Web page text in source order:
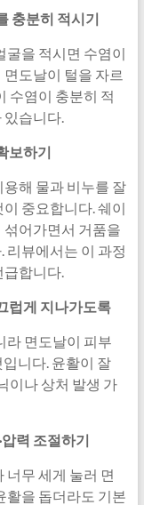
충분히 적시기
굴을 적시면 수염이
도날이 털을 자르
수염이 충분히 적
습니다.
보하기
해 물과 비누를 잘
중요합니다. 쉐이
어가면서 거품을
리뷰에서는 이 과정
합니다.
럽게 지나가도록
라 면도날이 피부
니다. 윤활이 잘
이나 상처 발생 가
력 조절하기
너무 세게 눌러 면
활을 돕더라도 기본